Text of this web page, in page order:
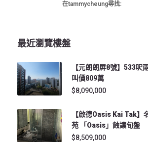
在tammycheung尋找:
最近瀏覽樓盤
【元朗朗屏8號】533呎
叫價809萬
$8,090,000
【啟德Oasis Kai Tak】
苑 「Oasis」蝕讓旬盤
$8,509,000